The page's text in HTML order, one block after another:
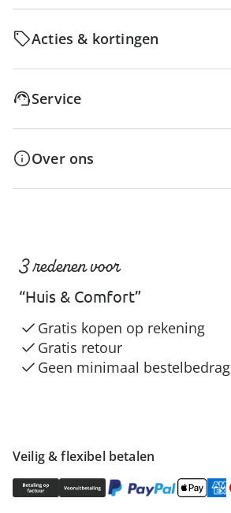
Acties & kortingen
Service
Over ons
Veilig & flexibel betalen
3 redenen voor
“Huis & Comfort”
Gratis kopen op rekening
Gratis retour
Geen minimaal bestelbedrag